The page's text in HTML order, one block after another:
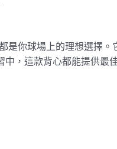
是你球場上的理想選擇
，這款背心都能提供最